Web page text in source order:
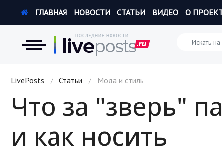
Новости
Экономика
Происшествия
ГЛАВНАЯ НОВОСТИ СТАТЬИ ВИДЕО О
LivePosts / Статьи / Мода и стиль
Что за "зверь"
и как носить